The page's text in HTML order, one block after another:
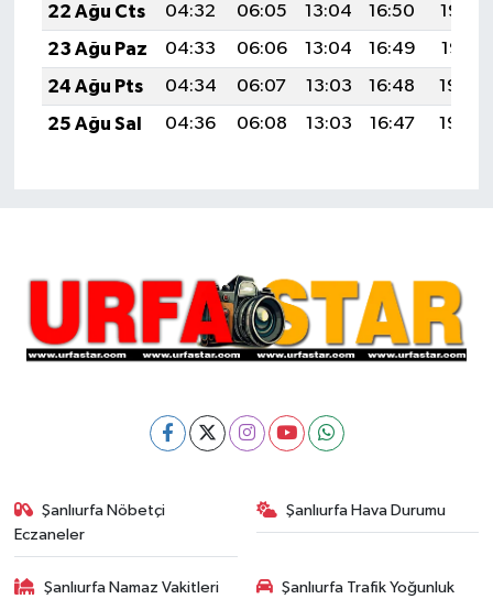
22 Ağu Cts
04:32 06:05 13:04 16:50
19:52
23 Ağu Paz
04:33 06:06 13:04 16:49
19:51
24 Ağu Pts
04:34 06:07 13:03 16:48
19:49
25 Ağu Sal
04:36 06:08 13:03 16:47 19:48
Şanlıurfa Nöbetçi
Eczaneler
Şanlıurfa Hava Durumu
Şanlıurfa Namaz Vakitleri Şanlıurfa Trafik Yoğunluk